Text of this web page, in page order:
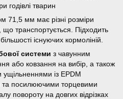
годівлі тварин
71,5 мм має різні розміри
транспортується. Підходить
існуючих кормоліній.
системи з чавунним
або ковзання на вибір, а також
ущільненнями із EPDM
та посилюючими торцевими
повороту на довгих відрізках